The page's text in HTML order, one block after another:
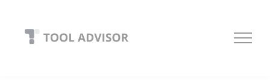
content